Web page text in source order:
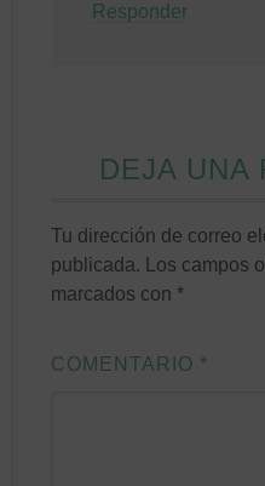
Responder
DEJA UNA
Tu dirección de correo
publicada.
Los campos
marcados con*
COMENTARIO *